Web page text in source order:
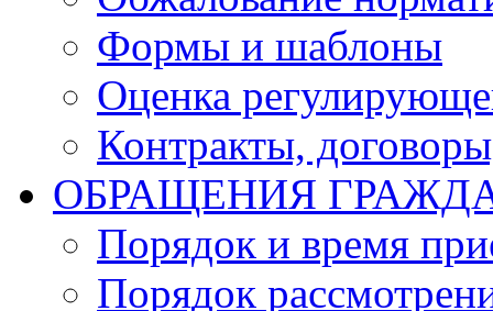
Формы и шаблоны
Оценка
Контракты,
ОБРАЩЕНИЯ
Порядок и время
Порядок